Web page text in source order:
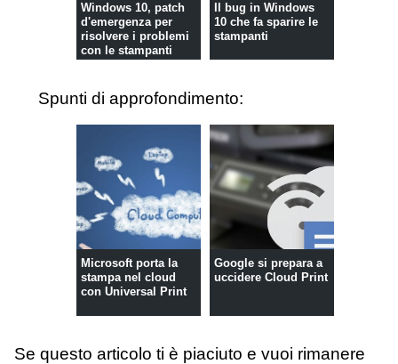
Windows 10, patch
d'emergenza per
risolvere i problemi
con le stampanti
Il bug in Windows
10 che fa sparire le
stampanti
Spunti di approfondimento:
Microsoft porta la
stampa nel cloud
con Universal Print
Google si prepara a
uccidere Cloud Print
Se questo articolo ti è piaciuto e vuoi rimanere